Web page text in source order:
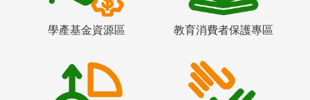
學產基金資源區 教育消費者保護專區